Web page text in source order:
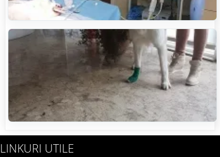
LINKURI UTILE